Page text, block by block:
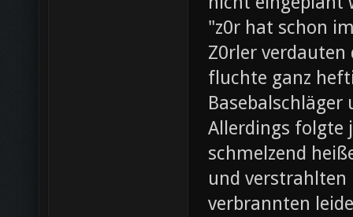
"z0r hat schon
Z0rler
fluchte ganz
Allerdings folgte
schmelzend
und verstrahlten
verbrannten